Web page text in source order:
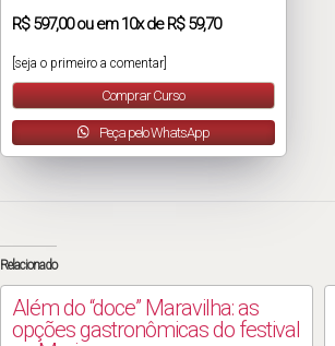
R$597,00ou em10xdeR$ 59,70
[seja o primeiro a comentar]
Comprar Curso
Peça pelo WhatsApp
Relacionado
Além do “doce” Maravilha: as
opções gastronômicas do festival